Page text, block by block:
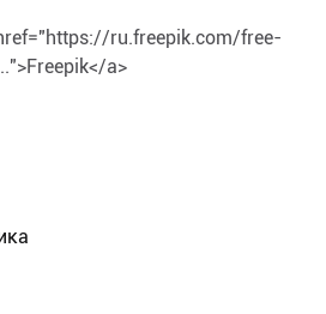
https://ru.freepik.com/free-
">Freepik</a>